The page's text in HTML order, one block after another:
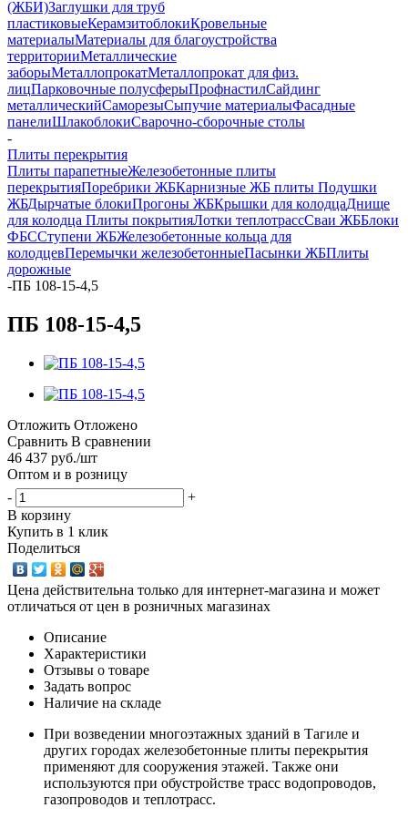
(ЖБИ)Заглушки для труб
пластиковыеКерамзитоблокиКровельные
материалыМатериалы для благоустройства
территорииМеталлические
заборыМеталлопрокатМеталлопрокат для физ.
лицПарковочные полусферыПрофнастилСайдинг
металлическийСаморезыСыпучие материалыФасадные
панелиШлакоблокиСварочно-сборочные столы
-
Плиты перекрытия
Плиты парапетныеЖелезобетонные плиты
перекрытияПоребрики ЖБКарнизные ЖБ плиты Подушки
ЖБДырчатые блокиПрогоны ЖБКрышки для колодцаДнище
для колодца Плиты покрытияЛотки теплотрассСваи ЖББлоки
ФБССтупени ЖБЖелезобетонные кольца для
колодцевПеремычки железобетонныеПасынки ЖБПлиты
дорожные
-ПБ 108-15-4,5
ПБ 108-15-4,5
Отложить Отложено
Сравнить В сравнении
46 437 руб./шт
Оптом и в розницу
-
+
В корзину
Купить в 1 клик
Поделиться
Цена действительна только для интернет-магазина и может
отличаться от цен в розничных магазинах
Описание
Характеристики
Отзывы о товаре
Задать вопрос
Наличие на складе
При возведении многоэтажных зданий в Тагиле и
других городах железобетонные плиты перекрытия
применяют для сооружения этажей. Также они
используются при обустройстве трасс водопроводов,
газопроводов и теплотрасс.